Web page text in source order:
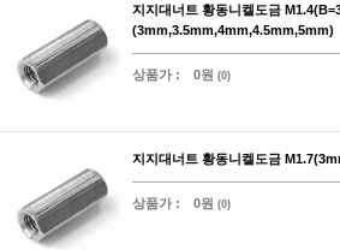
지지대너트 황동니켈도금
(3mm,3.5mm,4mm,4.5mm,5mm)
상품가 : 0원 (0)
지지대너트 황동니켈도금
상품가 : 0원 (0)